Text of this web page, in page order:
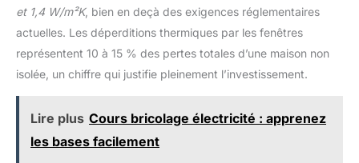
et 1,4 W/m²K, bien en deçà des exigences réglementaires
actuelles. Les déperditions thermiques par les fenêtres
représentent 10 à 15 % des pertes totales d’une maison non
isolée, un chiffre qui justifie pleinement l’investissement.
Lire plus Cours bricolage électricité : apprenez
les bases facilement